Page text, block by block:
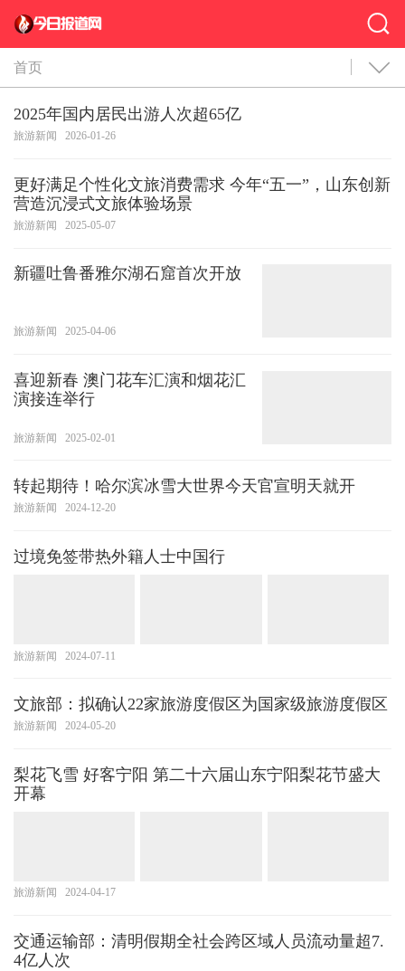
首页
2025年国内居民出游人次超65亿
旅游新闻 2026-01-26
更好满足个性化文旅消费需求 今年“五一”，山东创新
营造沉浸式文旅体验场景
旅游新闻 2025-05-07
新疆吐鲁番雅尔湖石窟首次开放
旅游新闻 2025-04-06
喜迎新春 澳门花车汇演和烟花汇
演接连举行
旅游新闻 2025-02-01
转起期待！哈尔滨冰雪大世界今天官宣明天就开
旅游新闻 2024-12-20
过境免签带热外籍人士中国行
旅游新闻 2024-07-11
文旅部：拟确认22家旅游度假区为国家级旅游度假区
旅游新闻 2024-05-20
梨花飞雪 好客宁阳 第二十六届山东宁阳梨花节盛大
开幕
旅游新闻 2024-04-17
交通运输部：清明假期全社会跨区域人员流动量超7.
4亿人次